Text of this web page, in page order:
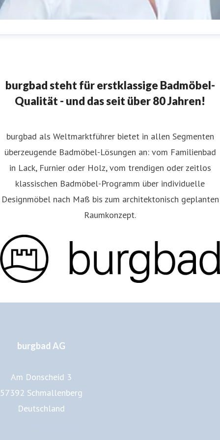
burgbad steht für erstklassige Badmöbel-
Qualität - und das seit über 80 Jahren!
burgbad als Weltmarktführer bietet in allen Segmenten
überzeugende Badmöbel-Lösungen an: vom Familienbad
in Lack, Furnier oder Holz, vom trendigen oder zeitlos
klassischen Badmöbel-Programm über individuelle
Designmöbel nach Maß bis zum architektonisch geplanten
Raumkonzept.
burgbad AG
Am Donscheid 3
57392 Schmallenberg
Deutschland